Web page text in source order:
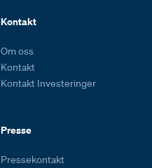
Kontakt
Om oss
Kontakt
Kontakt Investeringer
Presse
Pressekontakt